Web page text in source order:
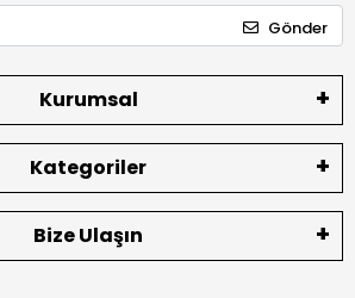
Gönder
Kurumsal
Kategoriler
Bize Ulaşın